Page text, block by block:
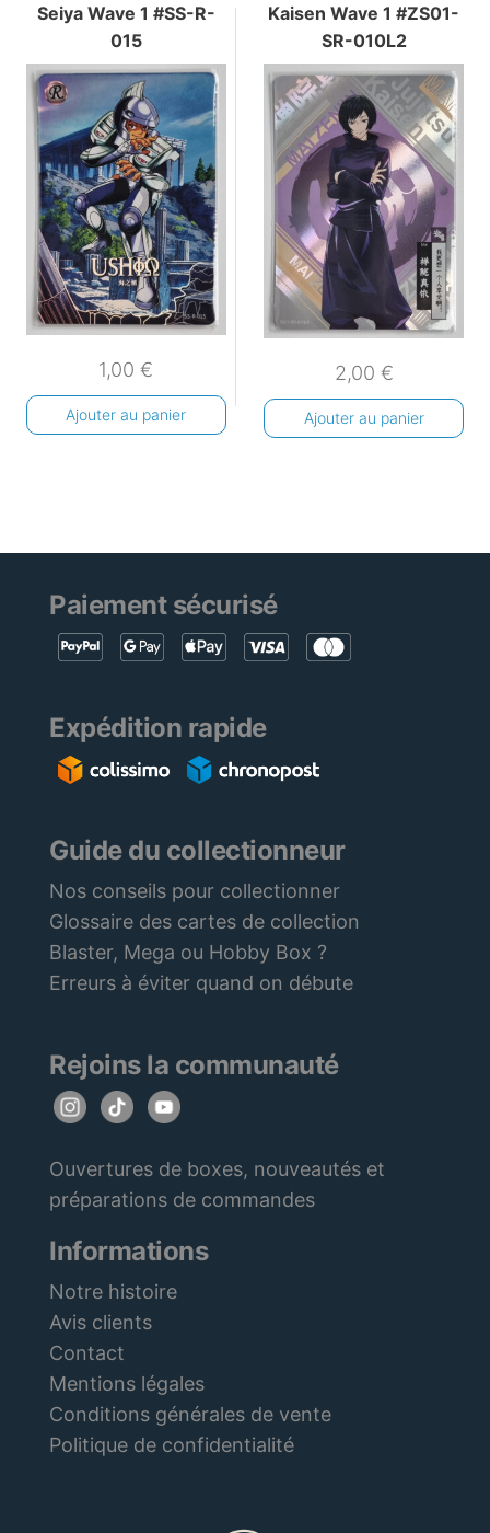
Seiya Wave 1 #SS-R-
015
1,00€
Ajouter au panier
Kaisen Wave 1 #ZS01-
SR-010L2
2,00 €
Ajouter au panier
Paiement sécurisé
Expédition rapide
Guide du collectionneur
Nos conseils pour collectionner
Glossaire des cartes de collection
Blaster, Mega ou Hobby Box ?
Erreurs à éviter quand on débute
Rejoins la communauté
Ouvertures de boxes, nouveautés et
préparations de commandes
Informations
Notre histoire
Avis clients
Contact
Mentions légales
Conditions générales de vente
Politique de confidentialité